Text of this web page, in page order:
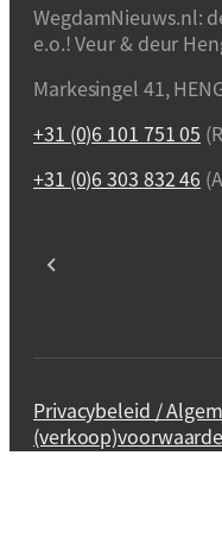
WegdamNieuws.nl:
e.o.! Veur & deur
Markesingel 41,
+31 (0)6 101 751 05
+31 (0)6 303 832 46
Privacybeleid /